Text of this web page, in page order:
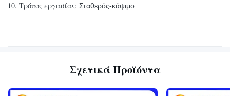
10. Τρόπος εργασίας: Σταθερός-κάψιμο
Σχετικά Προϊόντα